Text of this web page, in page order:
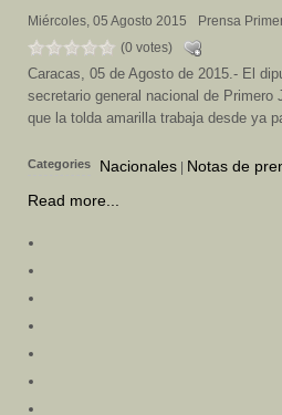
Miércoles, 05 Agosto 2015
Prensa
(0 votes)
Caracas, 05 de Agosto de 2015.- El
secretario general nacional de
que la tolda amarilla trabaja desde ya
Categories Nacionales
Notas de
Read more...